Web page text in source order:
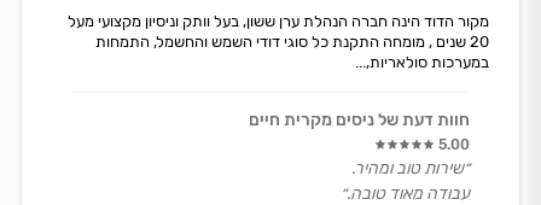
מקור הדוד הינה חברה הנהלת ערן ששון, בעל וותק וניסיון מקצועי מעל
20 שנים , מומחה התקנת כל סוגי דודי השמש והחשמל, התמחות
במערכות סולאריות,...
חוות דעת של ניסים מקרית חיים
5.00
״שירות טוב ומהיר.
עבודה מאוד טובה.״